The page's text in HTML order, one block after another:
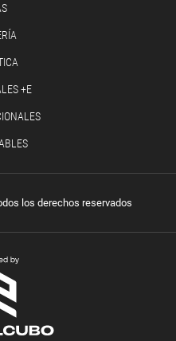
+E
los derechos reservados